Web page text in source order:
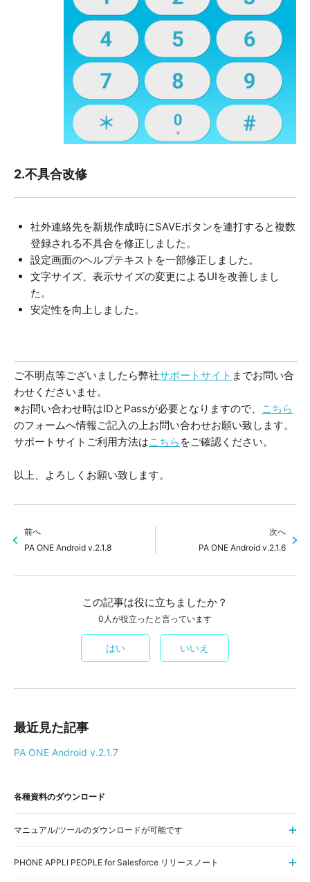
2.不具合改修
社外連絡先を新規作成時にSAVEボタンを連打すると複数
登録される不具合を修正しました。
設定画面のヘルプテキストを一部修正しました。
文字サイズ、表示サイズの変更によるUIを改善しまし
た。
安定性を向上しました。
ご不明点等ございましたら弊社サポートサイト までお問い合
わせくださいませ。
※お問い合わせ時はIDとPassが必要となりますので、
こちら
のフォームへ情報ご記入の上お問い合わせお願い致します。
サポートサイトご利用方法はこちら をご確認ください。
以上、よろしくお願い致します。
前へ
PA ONE Android v.2.1.8
次へ
PA ONE Android v.2.1.6
この記事は役に立ちましたか？
0人が役立ったと言っています
はい いいえ
最近見た記事
PA ONE Android v.2.1.7
各種資料のダウンロード
マニュアル/ツールのダウンロードが可能です
PHONE APPLI PEOPLE for Salesforce リリースノート